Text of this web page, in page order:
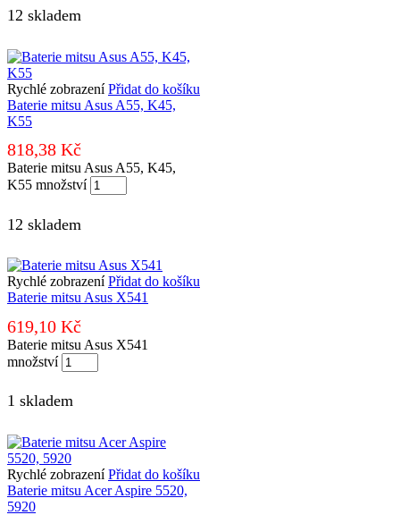
12 skladem
Rychlé zobrazení Přidat do košíku
Baterie mitsu Asus A55, K45,
K55
818,38 Kč
Baterie mitsu Asus A55, K45,
K55 množství
12 skladem
Rychlé zobrazení Přidat do košíku
Baterie mitsu Asus X541
619,10 Kč
Baterie mitsu Asus X541
množství
1 skladem
Rychlé zobrazení Přidat do košíku
Baterie mitsu Acer Aspire 5520,
5920